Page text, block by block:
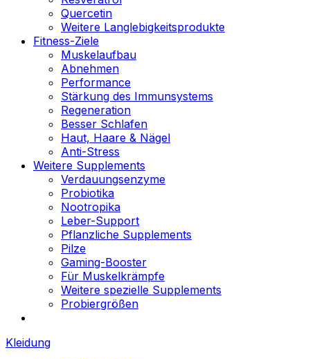
Quercetin
Weitere Langlebigkeitsprodukte
Fitness-Ziele
Muskelaufbau
Abnehmen
Performance
Stärkung des Immunsystems
Regeneration
Besser Schlafen
Haut, Haare & Nägel
Anti-Stress
Weitere Supplements
Verdauungsenzyme
Probiotika
Nootropika
Leber-Support
Pflanzliche Supplements
Pilze
Gaming-Booster
Für Muskelkrämpfe
Weitere spezielle Supplements
Probiergrößen
Kleidung